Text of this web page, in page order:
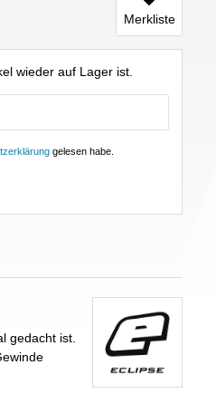
Merkliste
wieder auf Lager ist.
gelesen habe.
gedacht ist.